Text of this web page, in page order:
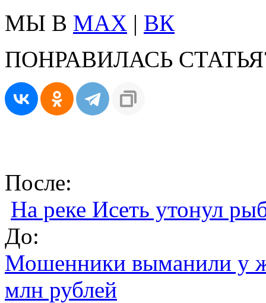
МЫ В MAX | ВК
ПОНРАВИЛАСЬ
После:
На реке Исеть утонул
До:
Мошенники выманили у
млн рублей